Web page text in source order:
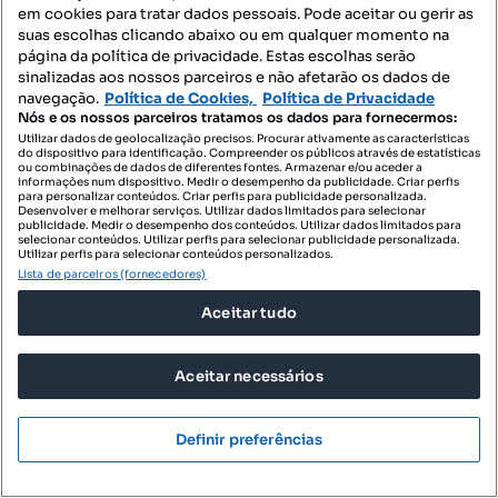
Terreno para venda
Vau, Óbidos, Leiria
Preço por metro quadrado
939 m²
RE/MAX Siimgroup
Profissional
em cookies para tratar dados pessoais. Pode aceitar ou gerir as
suas escolhas clicando abaixo ou em qualquer momento na
página da política de privacidade. Estas escolhas serão
sinalizadas aos nossos parceiros e não afetarão os dados de
navegação. Política de Cookies, Política de Privacidade
Nós e os nossos parceiros tratamos os dados para fornecermos:
Utilizar dados de geolocalização precisos. Procurar ativamente as características
do dispositivo para identificação. Compreender os públicos através de estatísticas
ou combinações de dados de diferentes fontes. Armazenar e/ou aceder a
informações num dispositivo. Medir o desempenho da publicidade. Criar perfis
para personalizar conteúdos. Criar perfis para publicidade personalizada.
Desenvolver e melhorar serviços. Utilizar dados limitados para selecionar
publicidade. Medir o desempenho dos conteúdos. Utilizar dados limitados para
selecionar conteúdos. Utilizar perfis para selecionar publicidade personalizada.
Utilizar perfis para selecionar conteúdos personalizados.
Lista de parceiros (fornecedores)
Aceitar tudo
Aceitar necessários
Definir preferências